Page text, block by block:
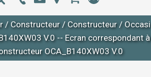
/ Constructeur/ Constructeur/
V.0 -- Ecran correspondant
OCA_B140XW03 V.0